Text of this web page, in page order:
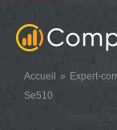
Accueil Expert-
Se510